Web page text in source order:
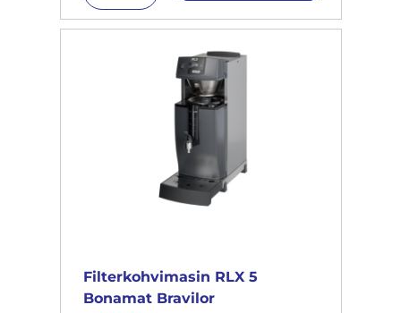
Filterkohvimasin RLX 5
Bonamat Bravilor